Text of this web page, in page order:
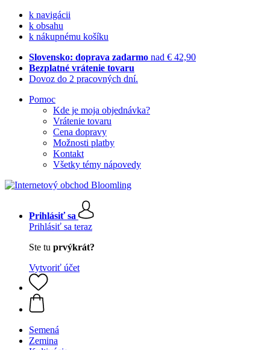
k navigácii
k obsahu
k nákupnému košíku
Slovensko: doprava zadarmo nad € 42,90
Bezplatné vrátenie tovaru
Dovoz do 2 pracovných dní.
Pomoc
Kde je moja objednávka?
Vrátenie tovaru
Cena dopravy
Možnosti platby
Kontakt
Všetky témy nápovedy
Prihlásiť sa
Prihlásiť sa teraz
Ste tu prvýkrát?
Vytvoriť účet
Semená
Zemina